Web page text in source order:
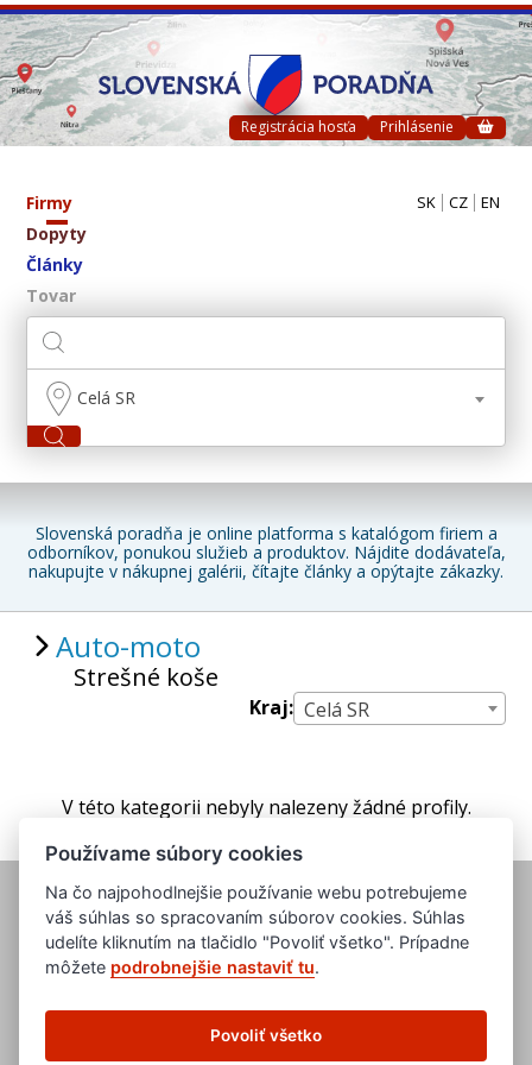
Registrácia hosťa Prihlásenie
Firmy
Dopyty
Články
Tovar
SK CZ EN
Celá SR
Slovenská poradňa je online platforma s katalógom firiem a
odborníkov, ponukou služieb a produktov. Nájdite dodávateľa,
nakupujte v nákupnej galérii, čítajte články a opýtajte zákazky.
Auto-moto
Strešné koše
Kraj: Celá SR
V této kategorii nebyly nalezeny žádné profily.
www.edb.cz
www.edb.eu
Používame súbory cookies
Na čo najpohodlnejšie používanie webu potrebujeme
váš súhlas so spracovaním súborov cookies. Súhlas
udelíte kliknutím na tlačidlo "Povoliť všetko". Prípadne
môžete podrobnejšie nastaviť tu.
Povoliť všetko